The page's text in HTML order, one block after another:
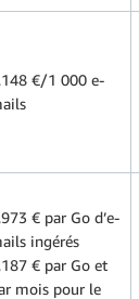
€/1 000 e-
€ par Go d’e-
ingérés
€ par Go et
mois pour le